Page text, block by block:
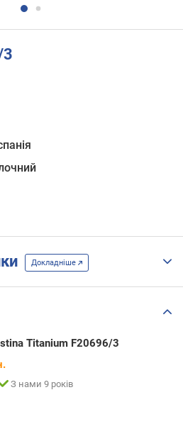
3
Докладніше
Titanium F20696/3
З нами 9 років